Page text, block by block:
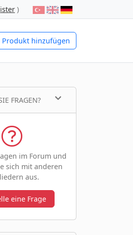
)
Produkt hinzufügen
FRAGEN?
im Forum und
sich mit anderen
aus.
eine Frage